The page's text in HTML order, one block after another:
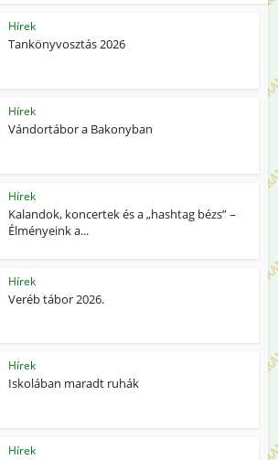
Hírek
Tankönyvosztás 2026
Hírek
Vándortábor a Bakonyban
Hírek
Kalandok, koncertek és a „hashtag bézs” –
Élményeink a...
Hírek
Veréb tábor 2026.
Hírek
Iskolában maradt ruhák
Hírek